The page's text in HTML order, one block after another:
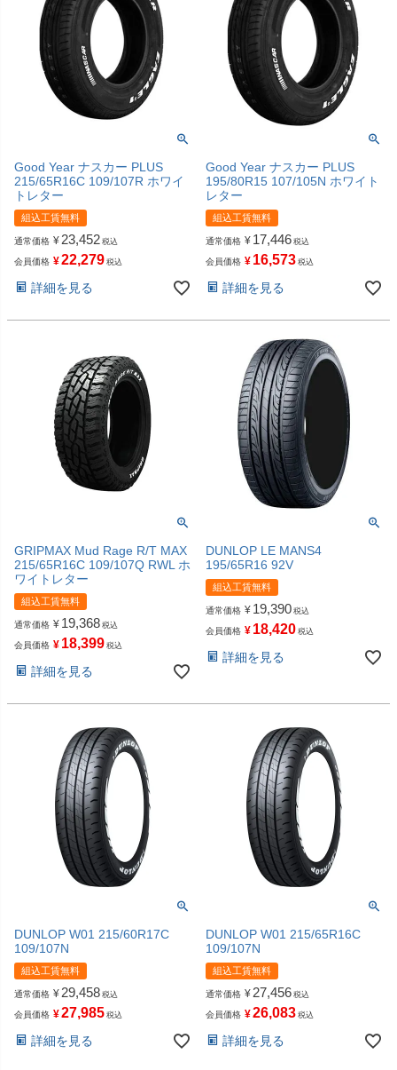
Good Year ナスカー PLUS
215/65R16C 109/107R ホワイ
トレター
組込工賃無料
通常価格 ¥ 23,452 税込
会員価格 ¥22,279 税込
詳細を見る
Good Year ナスカー PLUS
195/80R15 107/105N ホワイト
レター
組込工賃無料
通常価格 ¥ 17,446 税込
会員価格 ¥ 16,573 税込
詳細を見る
GRIPMAX Mud Rage R/T MAX
215/65R16C 109/107Q RWL ホ
ワイトレター
組込工賃無料
通常価格 ¥ 19,368 税込
会員価格 ¥ 18,399 税込
詳細を見る
DUNLOP LE MANS4
195/65R16 92V
組込工賃無料
通常価格 ¥ 19,390 税込
会員価格 ¥ 18,420 税込
詳細を見る
DUNLOP W01 215/60R17C
109/107N
組込工賃無料
通常価格 ¥ 29,458 税込
会員価格 ¥27,985 税込
詳細を見る
DUNLOP W01 215/65R16C
109/107N
組込工賃無料
通常価格 ¥ 27,456 税込
会員価格 ¥26,083 税込
詳細を見る